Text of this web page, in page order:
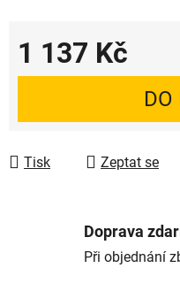
1 137 Kč
Měrná cena:
DO
Tisk Zeptat se
Doprava
Při objednání